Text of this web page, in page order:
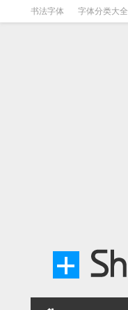
书法字体 字体分类大全